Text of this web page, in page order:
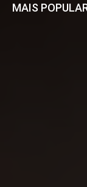
MAIS